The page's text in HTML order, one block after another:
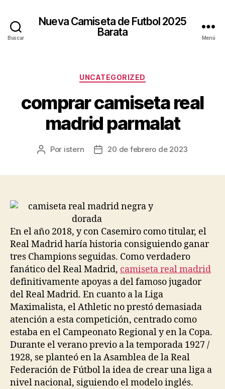
Buscar
Nueva Camiseta de Futbol 2025
Barata
Menú
Categorías
UNCATEGORIZED
comprar camiseta real
madrid parmalat
Autor
Por istern
Fecha20 de febrero de 2023
En el año 2018, y con Casemiro como titular, el
Real Madrid haría historia consiguiendo ganar
tres Champions seguidas. Como verdadero
fanático del Real Madrid, camiseta real madrid
definitivamente apoyas a del famoso jugador
del Real Madrid. En cuanto a la Liga
Maximalista, el Athletic no prestó demasiada
atención a esta competición, centrado como
estaba en el Campeonato Regional y en la Copa.
Durante el verano previo a la temporada 1927 /
1928, se planteó en la Asamblea de la Real
Federación de Fútbol la idea de crear una liga a
nivel nacional, siguiendo el modelo inglés.